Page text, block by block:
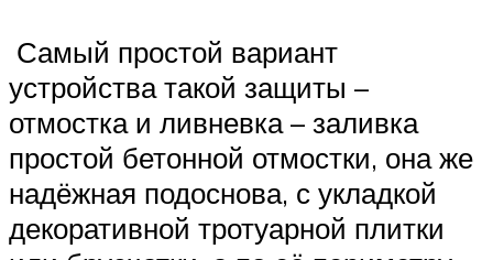
Самый простой вариант
устройства такой защиты –
отмостка и ливневка – заливка
простой бетонной отмостки, она же
надёжная подоснова, с укладкой
декоративной тротуарной плитки